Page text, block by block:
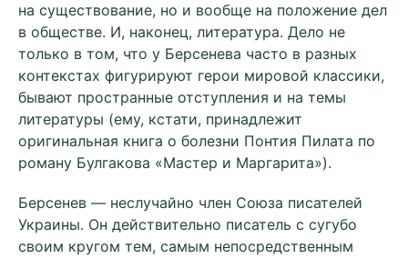
на существование, но и вообще на положение дел
в обществе. И, наконец, литература. Дело не
только в том, что у Берсенева часто в разных
контекстах фигурируют герои мировой классики,
бывают пространные отступления и на темы
литературы (ему, кстати, принадлежит
оригинальная книга о болезни Понтия Пилата по
роману Булгакова «Мастер и Маргарита»).
Берсенев — неслучайно член Союза писателей
Украины. Он действительно писатель с сугубо
своим кругом тем, самым непосредственным